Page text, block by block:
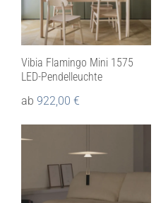
Vibia Flamingo Mini 1575
LED-Pendelleuchte
ab 922,00 €